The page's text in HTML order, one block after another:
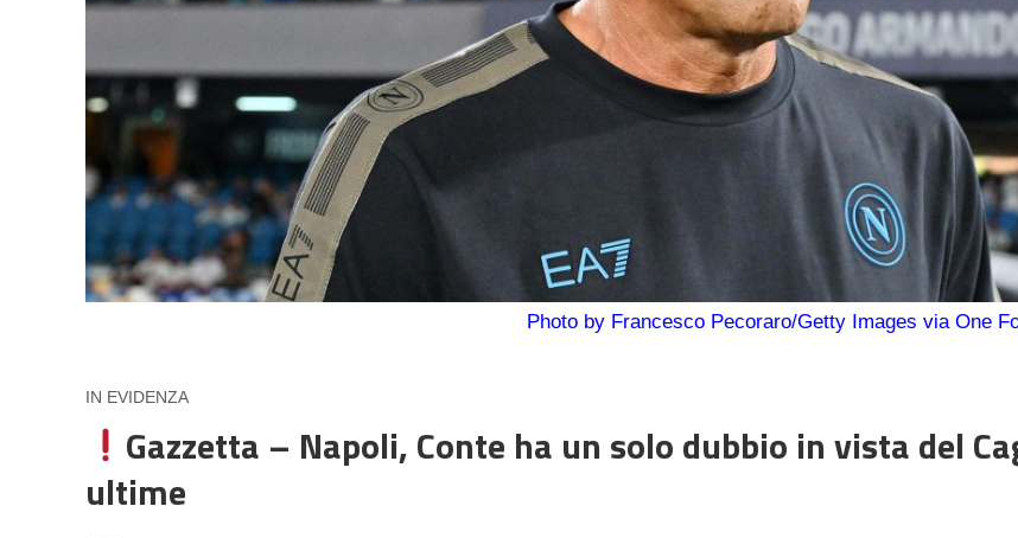
Photo by Francesco Pecoraro/Getty Images via One
IN EVIDENZA
Gazzetta – Napoli, Conte ha un solo dubbio in vista del
ultime